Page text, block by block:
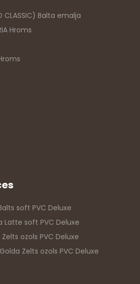
CLASSIC) Balta emalja
Hroms
soft PVC Deluxe
Latte soft PVC Deluxe
ozols PVC Deluxe
Zelts ozols PVC Deluxe